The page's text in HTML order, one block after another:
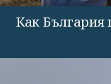
Как България